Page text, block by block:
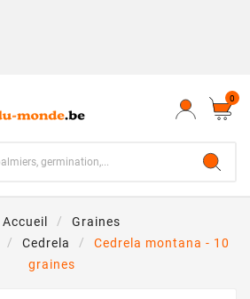
0
Accueil
Graines
Cedrela
Cedrela montana - 10
graines